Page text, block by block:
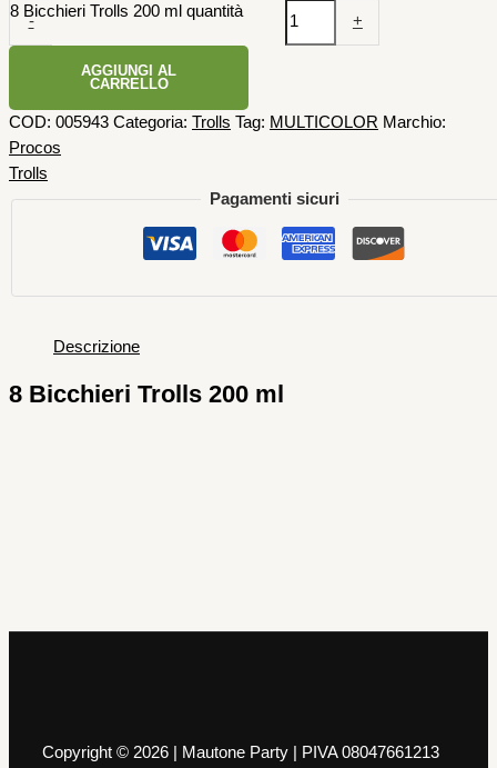
-
8 Bicchieri Trolls 200 ml quantità
+
AGGIUNGI AL
CARRELLO
COD: 005943 Categoria: Trolls Tag: MULTICOLOR Marchio:
Procos
Trolls
Pagamenti sicuri
Descrizione
8 Bicchieri Trolls 200 ml
Copyright © 2026 | Mautone Party | PIVA 08047661213